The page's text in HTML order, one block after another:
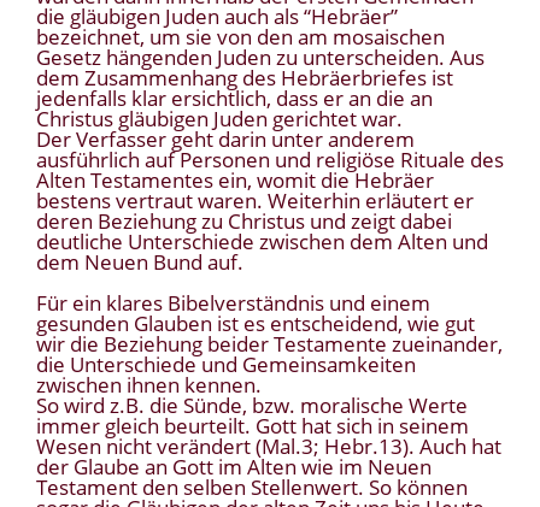
die gläubigen Juden auch als “Hebräer”
bezeichnet, um sie von den am mosaischen
Gesetz hängenden Juden zu unterscheiden. Aus
dem Zusammenhang des Hebräerbriefes ist
jedenfalls klar ersichtlich, dass er an die an
Christus gläubigen Juden gerichtet war.
Der Verfasser geht darin unter anderem
ausführlich auf Personen und religiöse Rituale des
Alten Testamentes ein, womit die Hebräer
bestens vertraut waren. Weiterhin erläutert er
deren Beziehung zu Christus und zeigt dabei
deutliche Unterschiede zwischen dem Alten und
dem Neuen Bund auf.
Für ein klares Bibelverständnis und einem
gesunden Glauben ist es entscheidend, wie gut
wir die Beziehung beider Testamente zueinander,
die Unterschiede und Gemeinsamkeiten
zwischen ihnen kennen.
So wird z.B. die Sünde, bzw. moralische Werte
immer gleich beurteilt. Gott hat sich in seinem
Wesen nicht verändert (Mal.3; Hebr.13). Auch hat
der Glaube an Gott im Alten wie im Neuen
Testament den selben Stellenwert. So können